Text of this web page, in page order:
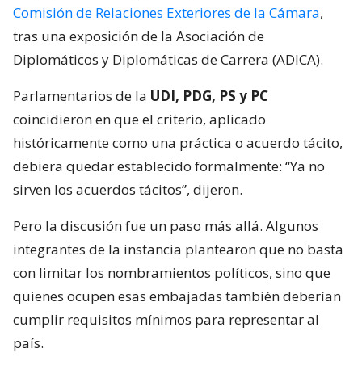
Comisión de Relaciones Exteriores de la Cámara,
tras una exposición de la Asociación de
Diplomáticos y Diplomáticas de Carrera (ADICA).
Parlamentarios de la UDI, PDG, PS y PC
coincidieron en que el criterio, aplicado
históricamente como una práctica o acuerdo tácito,
debiera quedar establecido formalmente: “Ya no
sirven los acuerdos tácitos”, dijeron.
Pero la discusión fue un paso más allá. Algunos
integrantes de la instancia plantearon que no basta
con limitar los nombramientos políticos, sino que
quienes ocupen esas embajadas también deberían
cumplir requisitos mínimos para representar al
país.